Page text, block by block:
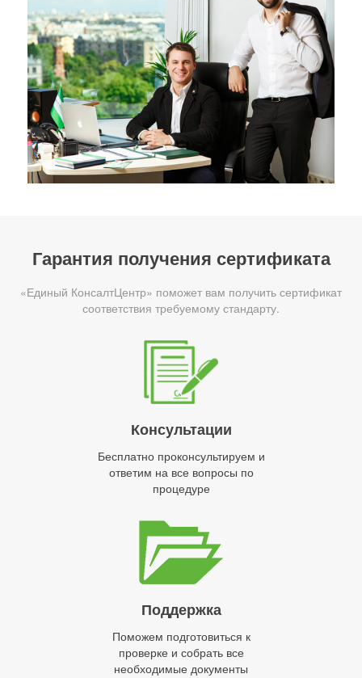
Гарантия получения сертификата
«Единый КонсалтЦентр» поможет вам получить сертификат
соответствия требуемому стандарту.
Консультации
Бесплатно проконсультируем и
ответим на все вопросы по
процедуре
Поддержка
Поможем подготовиться к
проверке и собрать все
необходимые документы